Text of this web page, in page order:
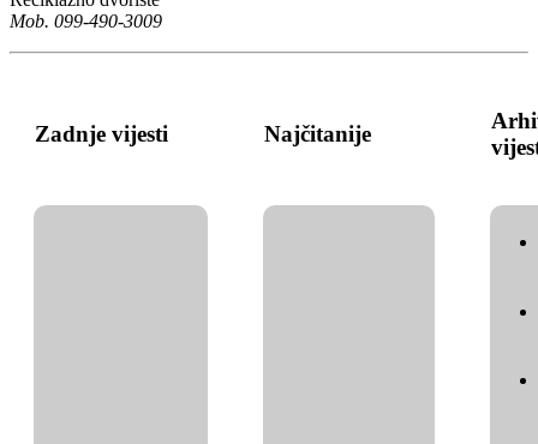
Mob. 099-490-3009
Zadnje vijesti Najčitanije